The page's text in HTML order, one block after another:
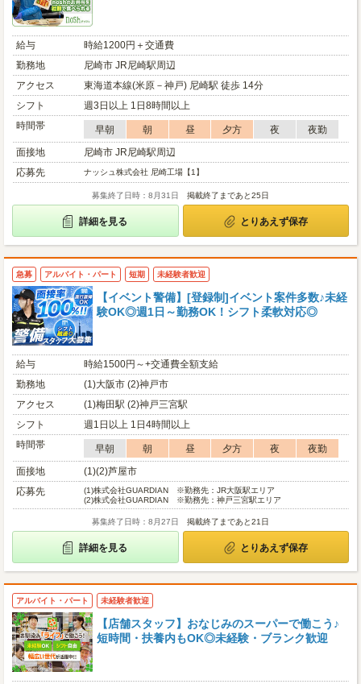
給与
時給1200円＋交通費
勤務地
尼崎市 JR尼崎駅周辺
アクセス
東海道本線(米原－神戸) 尼崎駅 徒歩 14分
シフト
週3日以上 1日8時間以上
時間帯
早朝 朝 昼 夕方 夜
夜勤
面接地
尼崎市 JR尼崎駅周辺
応募先
ナッシュ株式会社 尼崎工場【1】
募集終了日時：8月31日 掲載終了まであと25日
詳細を見る とりあえず保存
急募 アルバイト・パート 短期 未経験者歓迎
【イベント警備】[登録制]イベント案件多数♪未経
験OK◎週1日～勤務OK！シフト柔軟対応◎
給与
時給1500円～+交通費全額支給
勤務地
(1)大阪市 (2)神戸市
アクセス
(1)梅田駅 (2)神戸三宮駅
シフト
週1日以上 1日4時間以上
時間帯
早朝 朝 昼 夕方 夜
夜勤
面接地
(1)(2)芦屋市
応募先
(1)株式会社GUARDIAN ※勤務先：JR大阪駅エリア
(2)株式会社GUARDIAN ※勤務先：神戸三宮駅エリア
募集終了日時：8月27日 掲載終了まであと21日
詳細を見る とりあえず保存
アルバイト・パート 未経験者歓迎
【店舗スタッフ】おなじみのスーパーで働こう♪
短時間・扶養内もOK◎未経験・ブランク歓迎